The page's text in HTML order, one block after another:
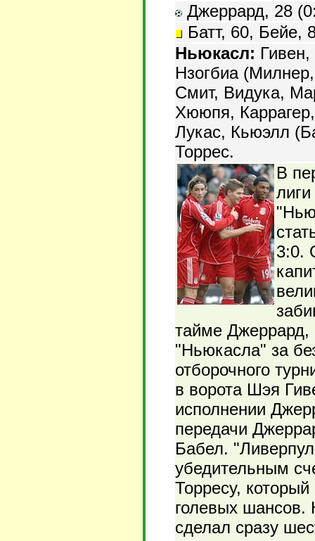
Джеррард, 28
Батт, 60, Бейе,
Ньюкасл:
Нзогбиа
Смит, Видука,
Хююпя,
Лукас, Кьюэлл
Торрес.
В
3:0.
тайме Джеррард,
"Ньюкасла" за
отборочного
в ворота Шэя
исполнении
передачи
Бабел.
убедительным
Торресу,
голевых шансов.
сделал сразу